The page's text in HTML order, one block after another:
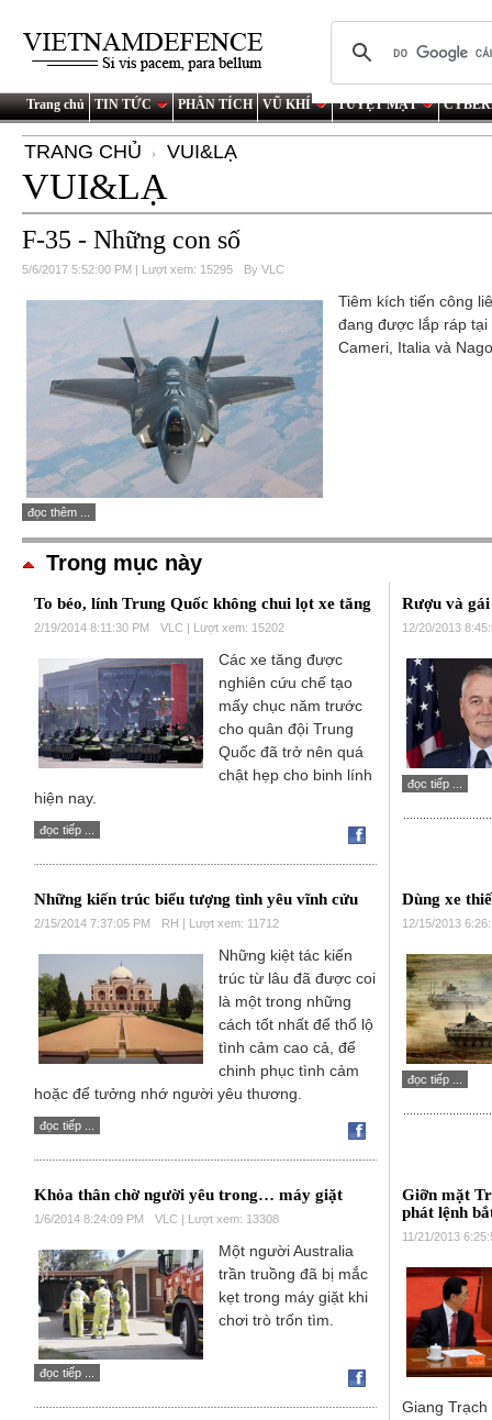
Trang chủ TIN TỨC PHÂN TÍCH VŨ KHÍ TUYỆT MẬT
TRANG CHỦ VUI&LẠ
VUI&LẠ
F-35 - Những con số
5/6/2017 5:52:00 PM | Lượt xem: 15295 By VLC
Tiêm kích tiến công
đang được lắp ráp tại
Cameri, Italia và
đọc thêm ...
Trong mục này
To béo, lính Trung Quốc không chui lọt xe tăng
2/19/2014 8:11:30 PM VLC | Lượt xem: 15202
Các xe tăng được
nghiên cứu chế tạo
mấy chục năm trước
cho quân đội Trung
Quốc đã trở nên quá
chật hẹp cho binh lính
hiện nay.
đọc tiếp ...
Rượu và
12/20/2013
đọc tiếp ...
Những kiến trúc biểu tượng tình yêu vĩnh cửu
2/15/2014 7:37:05 PM RH | Lượt xem: 11712
Những kiệt tác kiến
trúc từ lâu đã được coi
là một trong những
cách tốt nhất để thổ lộ
tình cảm cao cả, để
chinh phục tình cảm
hoặc để tưởng nhớ người yêu thương.
đọc tiếp ...
Dùng xe
12/15/2013
đọc tiếp ...
Khỏa thân chờ người yêu trong… máy giặt
1/6/2014 8:24:09 PM VLC | Lượt xem: 13308
Một người Australia
trần truồng đã bị mắc
kẹt trong máy giặt khi
chơi trò trốn tìm.
đọc tiếp ...
Giỡn mặt
phát lệnh
11/21/2013
Giang